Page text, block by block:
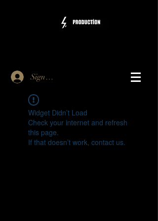
Sign Up
Widget Didn’t Load
Check your internet and refresh
this page.
If that doesn’t work, contact us.